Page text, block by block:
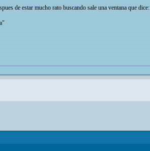
de estar mucho rato buscando sale una ventana que dice: